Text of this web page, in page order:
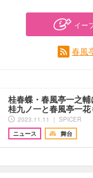
イー
春風
桂春蝶・春風亭一之
桂九ノ一と春風亭一
2023.11.11 ｜ SPICER
ニュース
舞台